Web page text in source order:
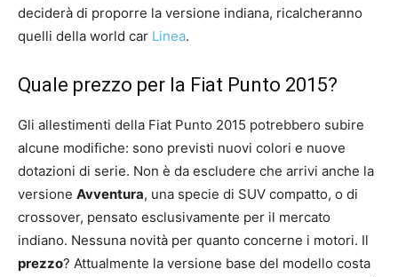
deciderà di proporre la versione indiana, ricalcheranno
quelli della world car Linea.
Quale prezzo per la Fiat Punto 2015?
Gli allestimenti della Fiat Punto 2015 potrebbero subire
alcune modifiche: sono previsti nuovi colori e nuove
dotazioni di serie. Non è da escludere che arrivi anche la
versione Avventura, una specie di SUV compatto, o di
crossover, pensato esclusivamente per il mercato
indiano. Nessuna novità per quanto concerne i motori. Il
prezzo? Attualmente la versione base del modello costa